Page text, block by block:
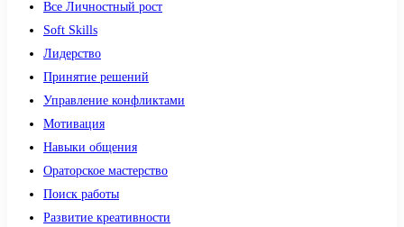
Все Личностный рост
Soft Skills
Лидерство
Принятие решений
Управление конфликтами
Мотивация
Навыки общения
Ораторское мастерство
Поиск работы
Развитие креативности